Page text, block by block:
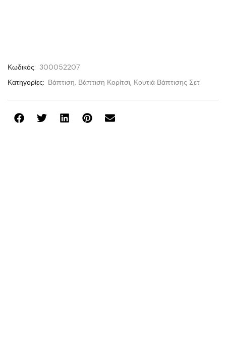
Κωδικός: 300052207
Κατηγορίες: Βάπτιση, Βάπτιση Κορίτσι, Κουτιά Βάπτισης Σετ